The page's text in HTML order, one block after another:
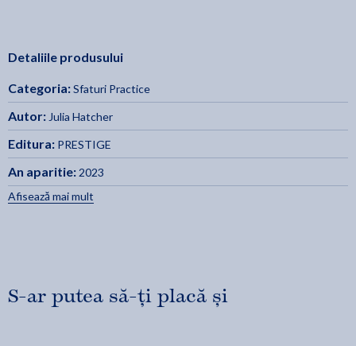
Detaliile produsului
Categoria:Sfaturi Practice
Autor: Julia Hatcher
Editura: PRESTIGE
An aparitie: 2023
Afisează mai mult
S-ar putea să-ți placă și